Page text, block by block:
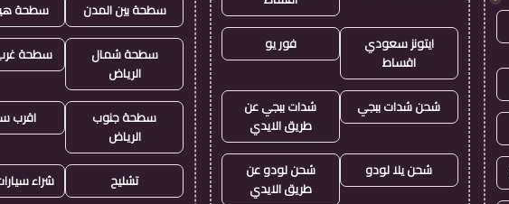
ايتونز سعودي
اقساط
فور يو
شحن شدات ببجي
شدات ببجي عن
طريق الايدي
شحن يلا لودو
شحن لودو عن
طريق الايدي
سطحة بين المدن سطحة
سطحة شمال
الرياض
سطحة
سطحة جنوب
الرياض
اقرب
تشليح شراء